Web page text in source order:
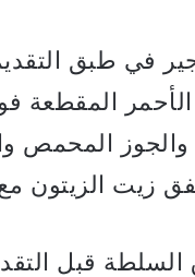
في طبق
المقطعة
المحمص
زيت الزيتون
السلطة قبل